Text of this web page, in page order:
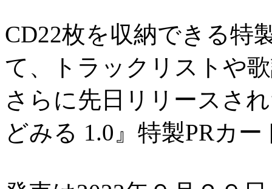
CD22枚を収納できる特
て、トラックリストや
さらに先日リリースされ
どみる 1.0』特製PRカ